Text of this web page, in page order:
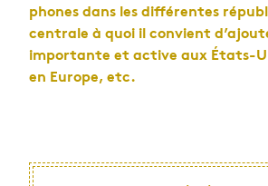
phones dans les dif­fé­rentes
cen­trale à quoi il convient
impor­tante et active aux États-
en Europe, etc.